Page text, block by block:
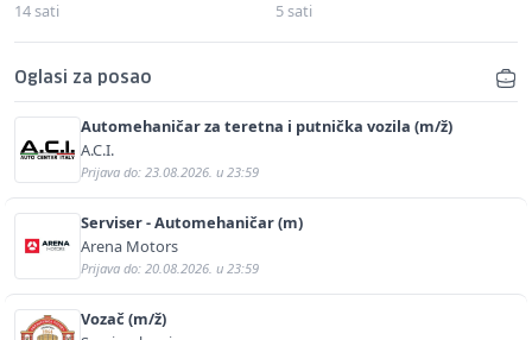
14 sati 5 sati
Oglasi za posao
Automehaničar za teretna i putnička vozila (m/ž)
A.C.I.
Prijava do: 23.08.2026. u 23:59
Serviser - Automehaničar (m)
Arena Motors
Prijava do: 20.08.2026. u 23:59
Vozač (m/ž)